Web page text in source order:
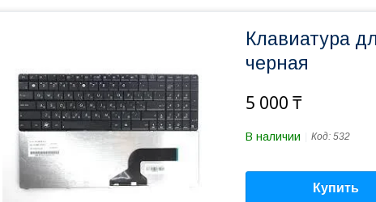
Клавиатура
черная
5 000 ₸
В наличии Код: 532
Купить